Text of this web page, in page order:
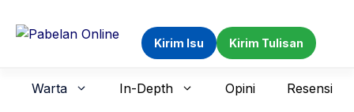
Kirim Isu Kirim Tulisan
Warta In-Depth Opini Resensi